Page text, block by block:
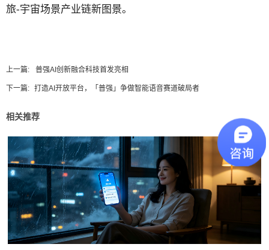
旅-宇宙场景产业链新图景。
上一篇: 普强AI创新融合科技首发亮相
下一篇: 打造AI开放平台，「普强」争做智能语音赛道破局者
相关推荐